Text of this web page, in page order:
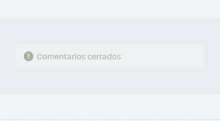
Comentarios cerrados